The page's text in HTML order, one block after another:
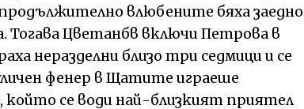
влюбените бяха заедно
Тогава Цветанбв включи Петрова в
неразделни близо три седмици и се
фенер в Щатите играеше
се води най-близкият приятел